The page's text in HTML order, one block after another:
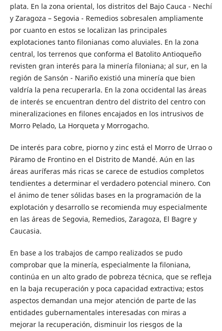
plata. En la zona oriental, los distritos del Bajo Cauca - Nechí
y Zaragoza – Segovia - Remedios sobresalen ampliamente
por cuanto en estos se localizan las principales
explotaciones tanto filonianas como aluviales. En la zona
central, los terrenos que conforma el Batolito Antioqueño
revisten gran interés para la minería filoniana; al sur, en la
región de Sansón - Nariño existió una minería que bien
valdría la pena recuperarla. En la zona occidental las áreas
de interés se encuentran dentro del distrito del centro con
mineralizaciones en filones encajados en los intrusivos de
Morro Pelado, La Horqueta y Morrogacho.
De interés para cobre, piorno y zinc está el Morro de Urrao o
Páramo de Frontino en el Distrito de Mandé. Aún en las
áreas auríferas más ricas se carece de estudios completos
tendientes a determinar el verdadero potencial minero. Con
el ánimo de tener sólidas bases en la programación de la
explotación y desarrollo se recomienda muy especialmente
en las áreas de Segovia, Remedios, Zaragoza, El Bagre y
Caucasia.
En base a los trabajos de campo realizados se pudo
comprobar que la minería, especialmente la filoniana,
continúa en un alto grado de pobreza técnica, que se refleja
en la baja recuperación y poca capacidad extractiva; estos
aspectos demandan una mejor atención de parte de las
entidades gubernamentales interesadas con miras a
mejorar la recuperación, disminuir los riesgos de la